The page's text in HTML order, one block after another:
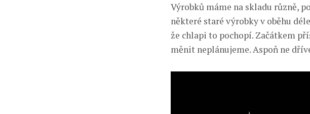
Výrobků máme na skladu různě,
některé staré výrobky v oběhu
že chlapi to pochopí. Začátkem
měnit neplánujeme. Aspoň ne